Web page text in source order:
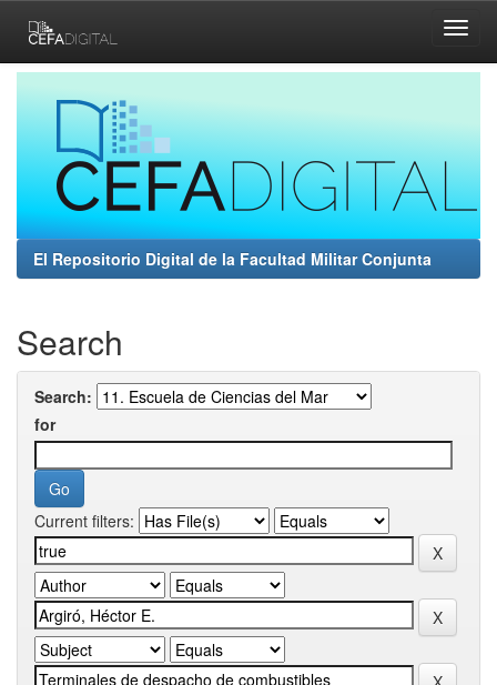
navigation
El Repositorio Digital de la Facultad Militar Conjunta
Search
Search:
for
Current filters: